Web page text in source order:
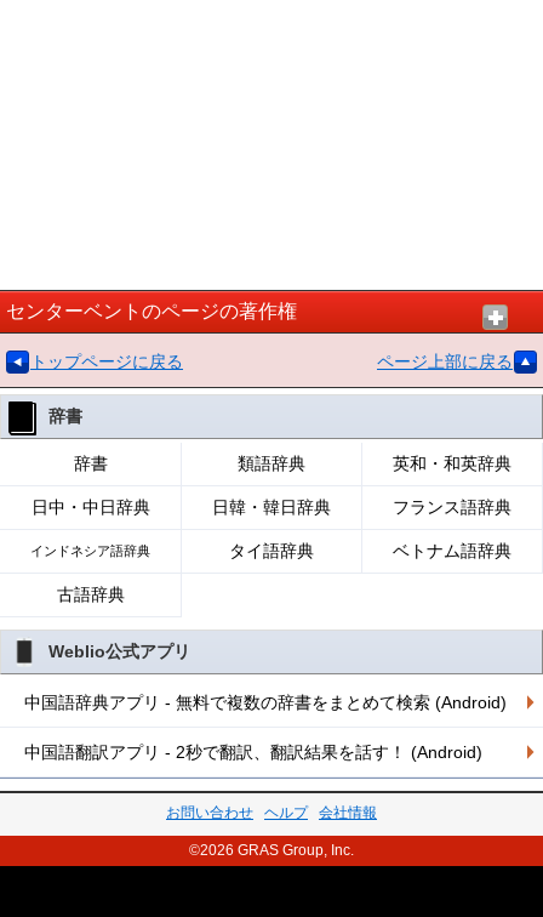
センターベントのページの著作権
トップページに戻る ページ上部に戻る
辞書
辞書 類語辞典 英和・和英辞典
日中・中日辞典 日韓・韓日辞典 フランス語辞典
インドネシア語辞典 タイ語辞典 ベトナム語辞典
古語辞典
Weblio公式アプリ
中国語辞典アプリ - 無料で複数の辞書をまとめて検索 (Android)
中国語翻訳アプリ - 2秒で翻訳、翻訳結果を話す！ (Android)
お問い合わせ ヘルプ 会社情報
©2026 GRAS Group, Inc.